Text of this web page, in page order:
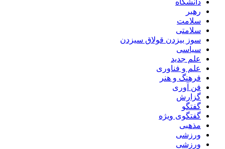
رهبر
سلامت
سلامتی
سوز بیزدن قولاق سیزدن
سیاسی
علم جدید
علم و فناوری
فرهنگ و هنر
فن آوری
گزارش
گفتگو
گفتگوی ویژه
مذهبی
ورزشی
ورزشی